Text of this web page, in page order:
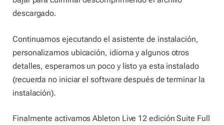
descargado.
Continuamos ejecutando el asistente de instalación,
personalizamos ubicación, idioma y algunos otros
detalles, esperamos un poco y listo ya esta instalado
(recuerda no iniciar el software después de terminar la
instalación).
Finalmente activamos Ableton Live 12 edición Suite Full